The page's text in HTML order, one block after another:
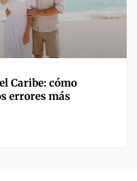
Caribe: cómo
errores más